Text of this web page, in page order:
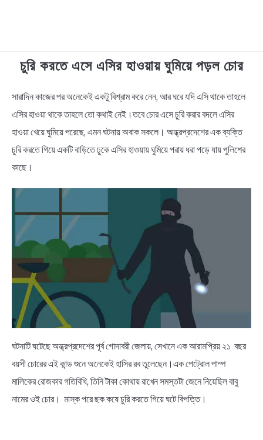
TECHNOLOGY
HEALTH & LIFESTYLE
BIOGRAPHY
EDUCATIONAL
BENGALI WISHES
QUOTES & CAPTIONS
NEWS
BENGALI LYRICS
BENGALI STORIES
চুরি করতে এসে এসির হাওয়ায় ঘুমিয়ে পড়ল চোর
in
News
সারাদিন কাজের পর অনেকেই একটু বিশ্রাম করে নেন, আর ঘরে যদি এসি থাকে তাহলে
এসির হাওয়া থাকে তাহলে তো কথাই নেই।তবে চোর এসে চুরি করার বদলে এসির
হাওয়া খেয়ে ঘুমিয়ে পরেছে, এমন ঘটনায় অবাক সকলে। অন্ধ্রপ্রদেশের এক ব্যক্তি
চুরি করতে গিয়ে একটি বাড়িতে ঢুকে এসির হাওয়ায় ঘুমিয়ে পরায় ধরা পড়ে যায় পুলিশের
কাছে।
ঘটনাটি ঘটেছে অন্ধ্রপ্রদেশের পূর্ব গোদাবরী জেলায়, সেখানে এক আরামপ্রিয় ২১ বছর
বয়সী চোরের এই কান্ড শুনে অনেকেই হাসির রব তুলেছেন।এক পেট্রোল পাম্প
মালিকের রোজকার গতিবিধি, তিনি টাকা কোথায় রাখেন সমস্তটা জেনে নিয়েছিল বাবু
নামের ওই চোর। মাস্ক পরে ছক কষে চুরি করতে গিয়ে ঘটে বিপত্তি।